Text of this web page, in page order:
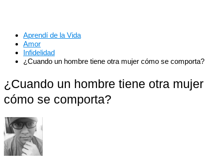
Aprendí de la Vida
Amor
Infidelidad
¿Cuando un hombre tiene otra mujer cómo se comporta?
¿Cuando un hombre tiene otra mujer
cómo se comporta?